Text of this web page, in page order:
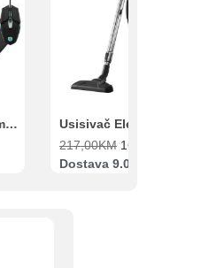
Gaming set Good Game Tastatura, Miš, Slušalice i podloga za miš
217,00KM 169,00
Dostava 9.00KM